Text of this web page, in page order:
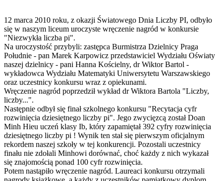
12 marca 2010 roku, z okazji Światowego Dnia Liczby PI, odbyło
się w naszym liceum uroczyste wręczenie nagród w konkursie
"Niezwykła liczba pi".
Na uroczystość przybyli: zastępca Burmistrza Dzielnicy Praga
Południe - pan Marek Karpowicz przedstawiciel Wydziału Oświaty
naszej dzielnicy - pani Hanna Kościelny, dr Wiktor Bartol -
wykładowca Wydziału Matematyki Uniwersytetu Warszawskiego
oraz uczestnicy konkursu wraz z opiekunami.
Wręczenie nagród poprzedził wykład dr Wiktora Bartola "Liczby,
liczby...".
Następnie odbył się finał szkolnego konkursu "Recytacja cyfr
rozwinięcia dziesiętnego liczby pi". Jego zwycięzcą został Doan
Minh Hieu uczeń klasy Ib, który zapamiętał 392 cyfry rozwinięcia
dziesiętnego liczby pi ! Wynik ten stał się pierwszym oficjalnym
rekordem naszej szkoły w tej konkurencji. Pozostali uczestnicy
finału nie zdołali Minhowi dorównać, choć każdy z nich wykazał
się znajomością ponad 100 cyfr rozwinięcia.
Potem nastąpiło wręczenie nagród. Laureaci konkursu otrzymali